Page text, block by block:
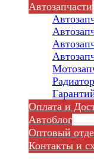
Автозапчасти
Оплата и
Автоблог
Оптовый
Контакты и